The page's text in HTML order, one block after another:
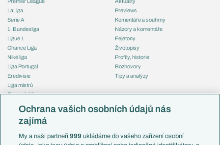
LaLiga
Serie A
1. Bundesliga
Ligue 1
Chance Liga
Niké liga
Liga Portugal
Eredivisie
Liga mistrů
Evropská liga
Mistrovství světa
Liga národů
Témata
Previews
Komentáře a souhrny
Názory a komentáře
Fejetony
Životopisy
Profily, historie
Rozhovory
Tipy a analýzy
Česko
Francie
Itálie
Ochrana vašich osobních údajů nás
zajímá
My a naši partneři999 ukládáme do vašeho zařízení osobní